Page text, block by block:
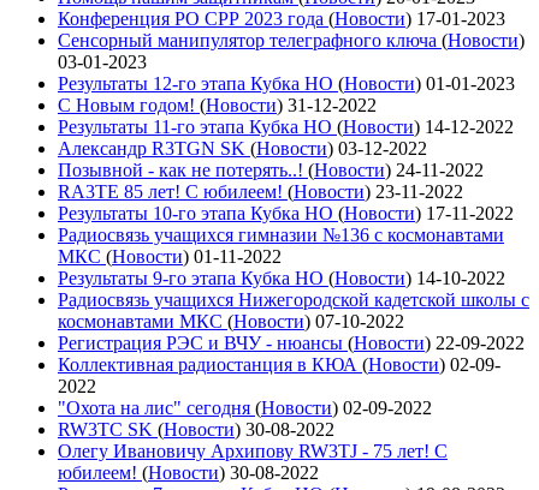
Конференция РО СРР 2023 года (Новости) 17-01-2023
Сенсорный манипулятор телеграфного ключа (Новости)
03-01-2023
Результаты 12-го этапа Кубка НО (Новости) 01-01-2023
С Новым годом! (Новости) 31-12-2022
Результаты 11-го этапа Кубка НО (Новости) 14-12-2022
Александр R3TGN SK (Новости) 03-12-2022
Позывной - как не потерять..! (Новости) 24-11-2022
RA3TE 85 лет! С юбилеем! (Новости) 23-11-2022
Результаты 10-го этапа Кубка НО (Новости) 17-11-2022
Радиосвязь учащихся гимназии №136 с космонавтами
МКС (Новости) 01-11-2022
Результаты 9-го этапа Кубка НО (Новости) 14-10-2022
Радиосвязь учащихся Нижегородской кадетской школы с
космонавтами МКС (Новости) 07-10-2022
Регистрация РЭС и ВЧУ - нюансы (Новости) 22-09-2022
Коллективная радиостанция в КЮА (Новости) 02-09-
2022
"Охота на лис" сегодня (Новости) 02-09-2022
RW3TC SK (Новости) 30-08-2022
Олегу Ивановичу Архипову RW3TJ - 75 лет! С
юбилеем! (Новости) 30-08-2022